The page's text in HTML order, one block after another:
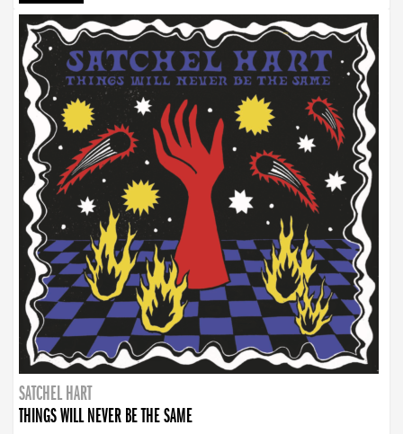
SATCHEL HART
THINGS WILL NEVER BE THE SAME